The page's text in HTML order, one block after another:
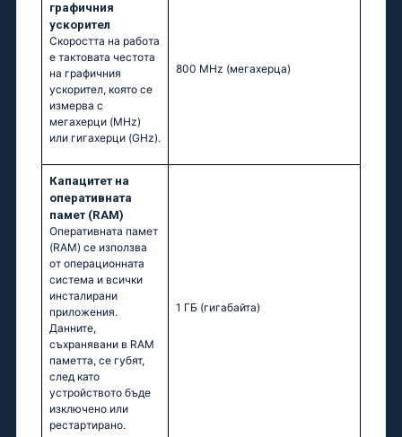
графичния
ускорител
Скоростта на работа
е тактовата честота
на графичния
ускорител, която се
измерва с
мегахерци (MHz)
или гигахерци (GHz).
800 MHz (мегахерца)
Капацитет на
оперативната
памет (RAM)
Оперативната памет
(RAM) се използва
от операционната
система и всички
инсталирани
приложения.
Данните,
съхранявани в RAM
паметта, се губят,
след като
устройството бъде
изключено или
рестартирано.
1 ГБ (гигабайта)